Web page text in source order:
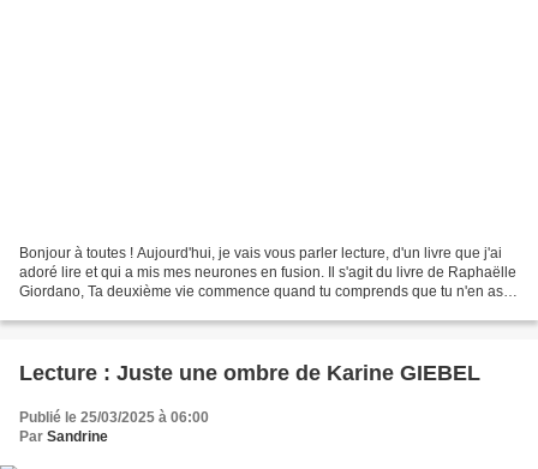
Bonjour à toutes ! Aujourd'hui, je vais vous parler lecture, d'un livre que j'ai
adoré lire et qui a mis mes neurones en fusion. Il s'agit du livre de Raphaëlle
Giordano, Ta deuxième vie commence quand tu comprends que tu n'en as
Lecture : Juste une ombre de Karine GIEBEL
Publié le 25/03/2025 à 06:00
Par Sandrine